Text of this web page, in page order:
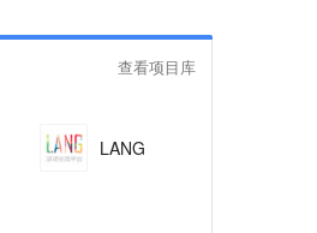
查看项目库
LANG